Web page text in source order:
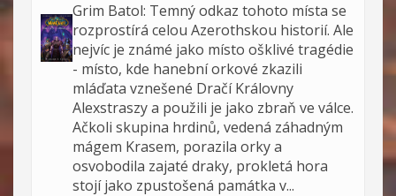
Grim Batol: Temný odkaz tohoto místa se
rozprostírá celou Azerothskou historií. Ale
nejvíc je známé jako místo ošklivé tragédie
- místo, kde hanební orkové zkazili
mláďata vznešené Dračí Královny
Alexstraszy a použili je jako zbraň ve válce.
Ačkoli skupina hrdinů, vedená záhadným
mágem Krasem, porazila orky a
osvobodila zajaté draky, prokletá hora
stojí jako zpustošená památka v...